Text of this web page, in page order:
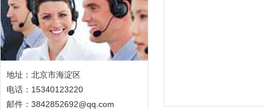
地址：北京市海淀区
电话：15340123220
邮件：3842852692@qq.com